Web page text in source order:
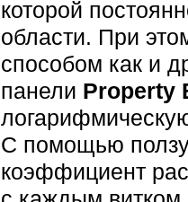
которой
области. При
способом как и
панели Property
С помощью
коэффициент